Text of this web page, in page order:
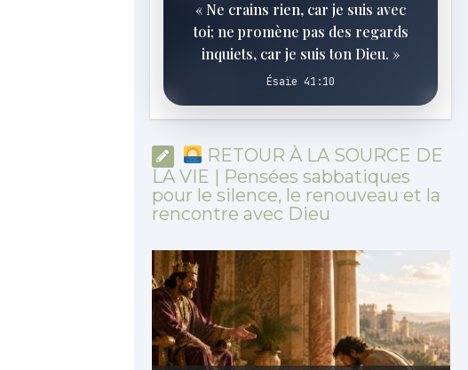
« Ne crains rien, car je suis avec
toi; ne promène pas des regards
inquiets, car je suis ton Dieu. »
Ésaïe 41:10
RETOUR À LA SOURCE DE
LA VIE | Pensées sabbatiques
pour le silence, le renouveau et la
rencontre avec Dieu